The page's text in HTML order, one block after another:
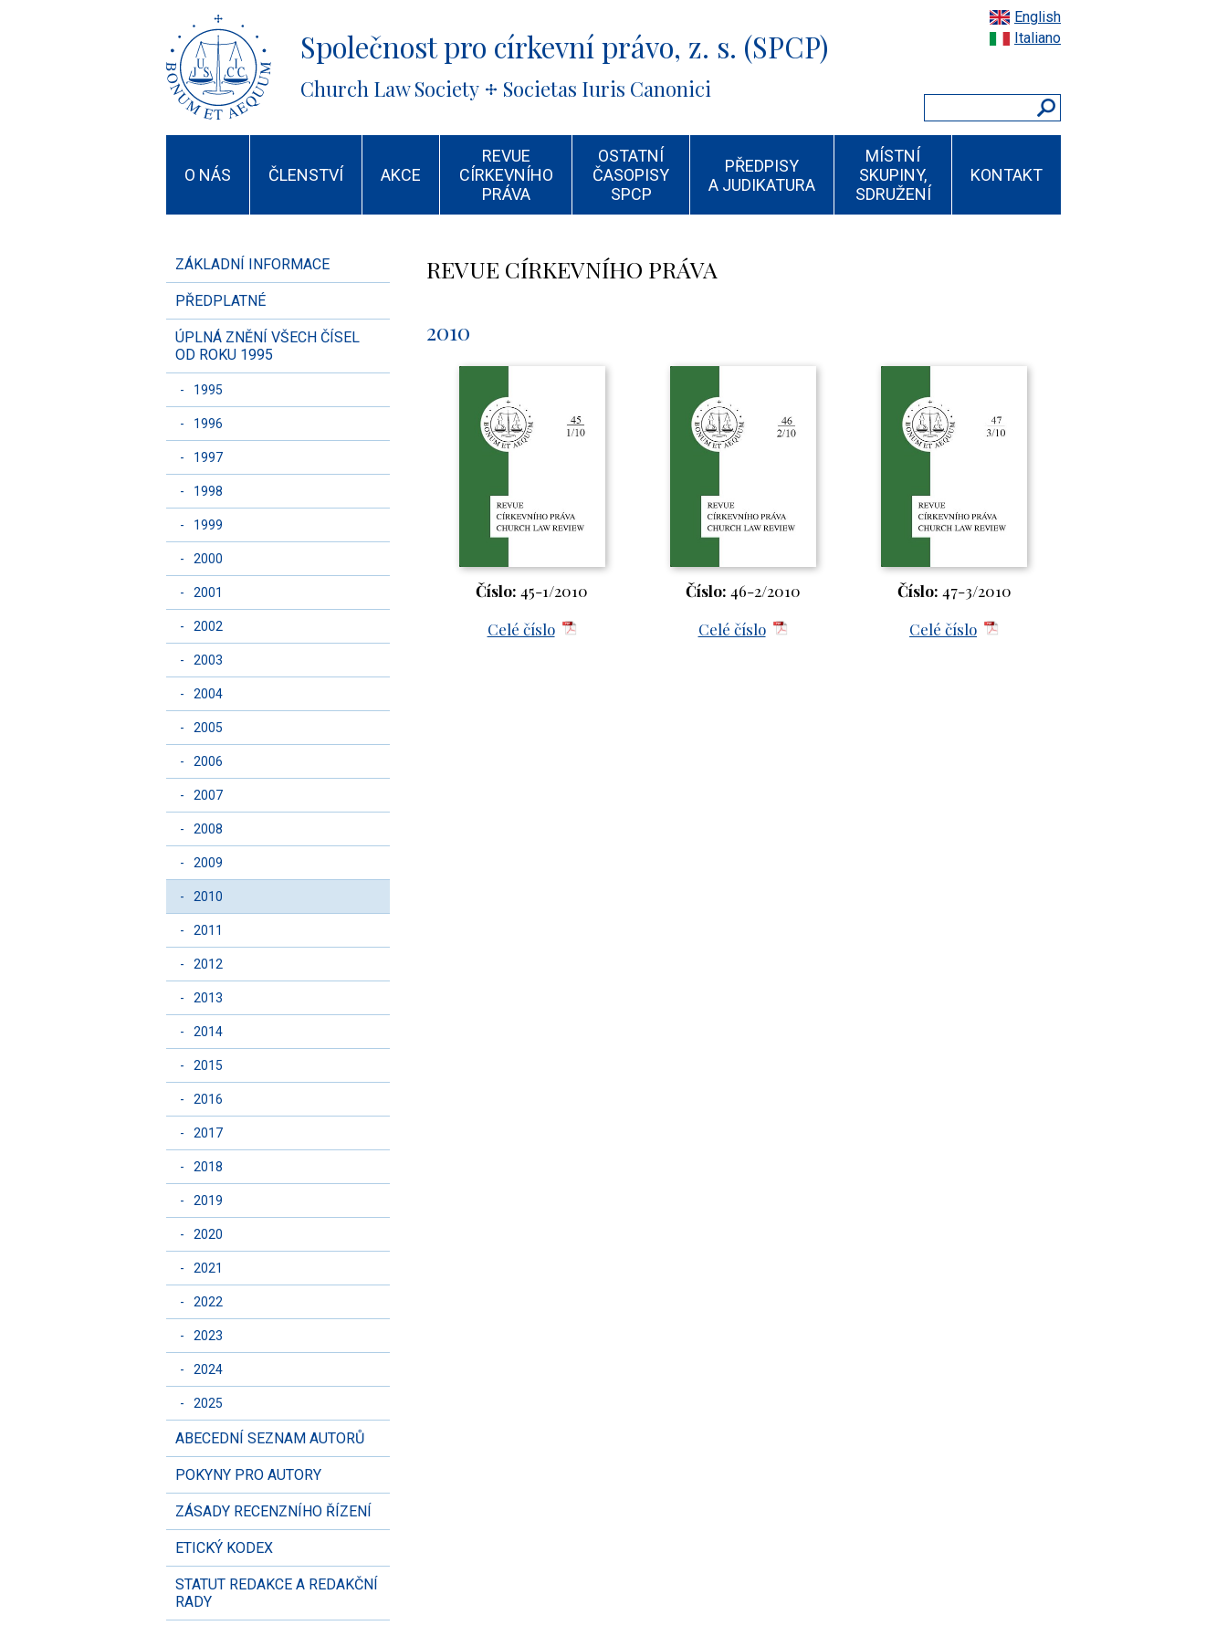
English
Italiano
Společnost pro církevní právo, z. s. (SPCP)
Church Law Society Societas Iuris Canonici
O NÁS ČLENSTVÍ AKCE
REVUE
CÍRKEVNÍHO
PRÁVA
OSTATNÍ
ČASOPISY
SPCP
PŘEDPISY
A JUDIKATURA
MÍSTNÍ
SKUPINY,
SDRUŽENÍ
KONTAKT
ZÁKLADNÍ INFORMACE
PŘEDPLATNÉ
ÚPLNÁ ZNĚNÍ VŠECH ČÍSEL
OD ROKU 1995
- 1995
- 1996
- 1997
- 1998
- 1999
- 2000
- 2001
- 2002
- 2003
- 2004
- 2005
- 2006
- 2007
- 2008
- 2009
- 2010
- 2011
- 2012
- 2013
- 2014
- 2015
- 2016
- 2017
- 2018
- 2019
- 2020
- 2021
- 2022
- 2023
- 2024
- 2025
ABECEDNÍ SEZNAM AUTORŮ
POKYNY PRO AUTORY
ZÁSADY RECENZNÍHO ŘÍZENÍ
ETICKÝ KODEX
STATUT REDAKCE A REDAKČNÍ
RADY
REVUE CÍRKEVNÍHO PRÁVA
2010
Číslo:45-1/2010
Celé číslo
Číslo: 46-2/2010
Celé číslo
Číslo: 47-3/2010
Celé číslo